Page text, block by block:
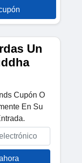
Un
Cupón O
En Su